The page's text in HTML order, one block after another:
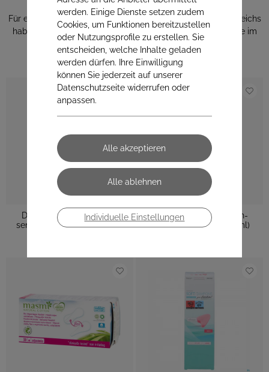
Für eine schonende Reinigung & sanfte Pflege des Intimbereichs
haben wir eine große Auswahl an Hygieneprodukten für Sie im
österreichischen
Deumavan Waschlotion-
sensitive Lavendel (200 ml)
Deumavan Waschlotion-
sensitive Neutral (200 ml)
werden. Einige Dienste setzen zudem
Cookies, um Funktionen bereitzustellen
oder Nutzungsprofile zu erstellen. Sie
entscheiden, welche Inhalte geladen
werden dürfen. Ihre Einwilligung
können Sie jederzeit auf unserer
Datenschutzseite widerrufen oder
anpassen.
Individuelle Einstellungen